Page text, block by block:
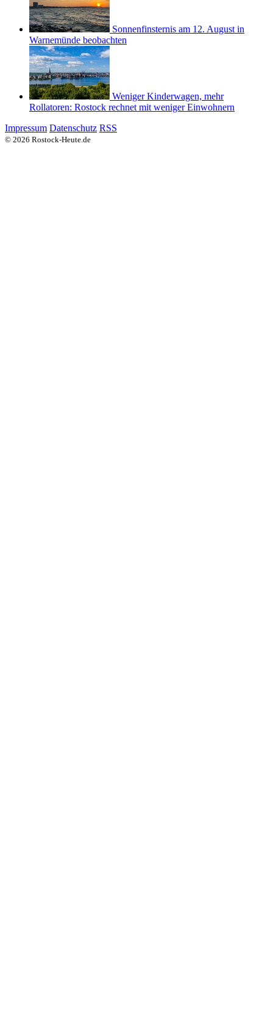
Sonnenfinsternis am 12. August in
Warnemünde beobachten
Weniger Kinderwagen, mehr
Rollatoren: Rostock rechnet mit weniger Einwohnern
Impressum Datenschutz RSS
© 2026 Rostock-Heute.de